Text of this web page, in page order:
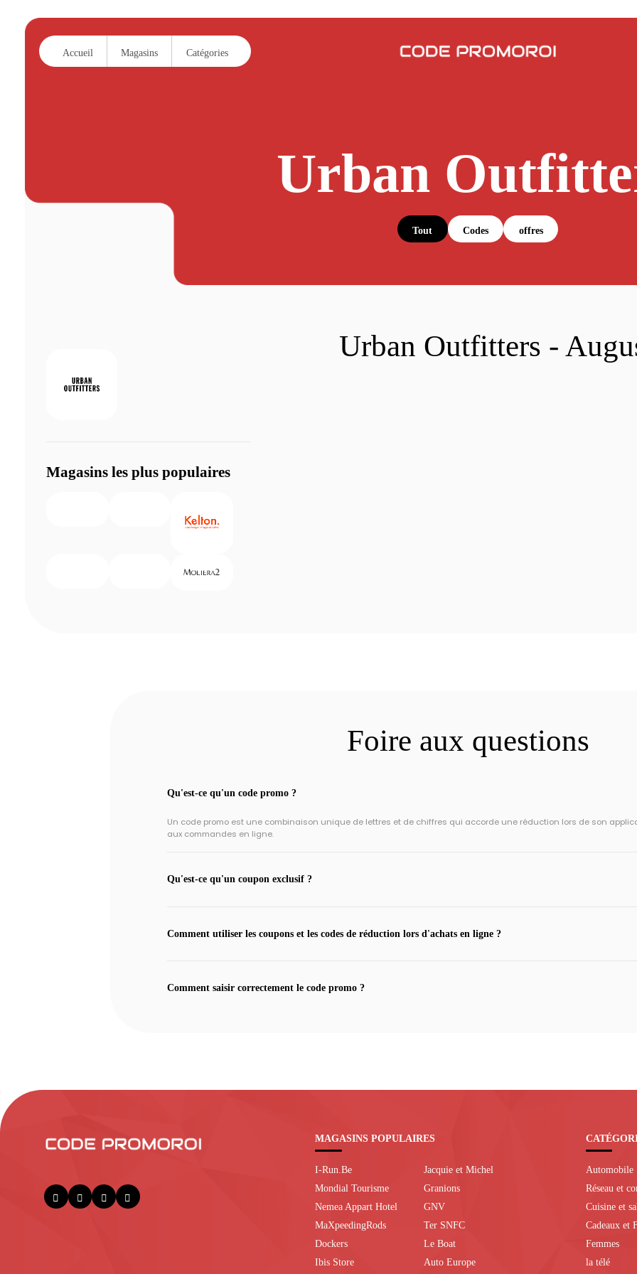
Accueil Magasins Catégories
Urban
Tout Codes offres
Urban Outfitters -
Magasins les plus populaires
Foire aux questions
Qu'est-ce qu'un code promo ?
Un code promo est une combinaison unique de lettres et de chiffres qui accorde une réduction lors de son
aux commandes en ligne.
Qu'est-ce qu'un coupon exclusif ?
Comment utiliser les coupons et les codes de réduction lors d'achats en ligne ?
Comment saisir correctement le code promo ?
MAGASINS POPULAIRES
I-Run.Be
Mondial Tourisme
Nemea Appart Hotel
MaXpeedingRods
Dockers
Ibis Store
Jacquie et Michel
Granions
GNV
Ter SNFC
Le Boat
Auto Europe
Automobile
Réseau et
Cuisine et
Cadeaux et
Femmes
la télé